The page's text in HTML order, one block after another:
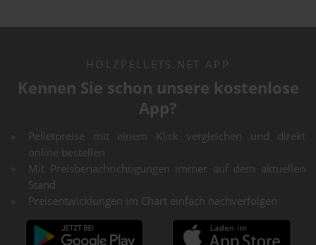
HOLZPELLETS.NET APP
Kennen Sie schon unsere kostenlose
App?
Pelletpreise mit einem Klick vergleichen und direkt
online bestellen
Mit Preisbenachrichtigungen immer auf dem aktuellen
Stand
Preisentwicklungen im Chart einfach nachverfolgen